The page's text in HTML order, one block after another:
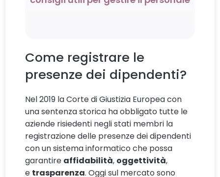
Come registrare le
presenze dei dipendenti?
Nel 2019 la Corte di Giustizia Europea con
una sentenza storica ha obbligato tutte le
aziende risiedenti negli stati membri la
registrazione delle presenze dei dipendenti
con un sistema informatico che possa
garantire affidabilità, oggettività,
e trasparenza. Oggi sul mercato sono